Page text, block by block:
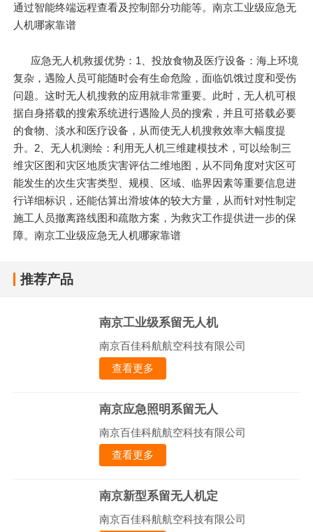
通过智能终端远程查看及控制部分功能等。南京工业级应急无
人机哪家靠谱
应急无人机救援优势：1、投放食物及医疗设备：海上环境
复杂，遇险人员可能随时会有生命危险，面临饥饿过度和受伤
问题。这时无人机搜救的应用就非常重要。此时，无人机可根
据自身搭载的搜索系统进行遇险人员的搜索，并且可搭载必要
的食物、淡水和医疗设备，从而使无人机搜救效率大幅度提
升。2、无人机测绘：利用无人机三维建模技术，可以绘制三
维灾区图和灾区地质灾害评估二维地图，从不同角度对灾区可
能发生的次生灾害类型、规模、区域、临界因素等重要信息进
行详细标识，还能估算出滑坡体的较大方量，从而针对性制定
施工人员撤离路线图和疏散方案，为救灾工作提供进一步的保
障。南京工业级应急无人机哪家靠谱
推荐产品
南京工业级系留无人机
南京百佳科航航空科技有限公司
查看更多
南京应急照明系留无人
南京百佳科航航空科技有限公司
查看更多
南京新型系留无人机定
南京百佳科航航空科技有限公司